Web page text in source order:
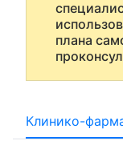
плана
Клинико-